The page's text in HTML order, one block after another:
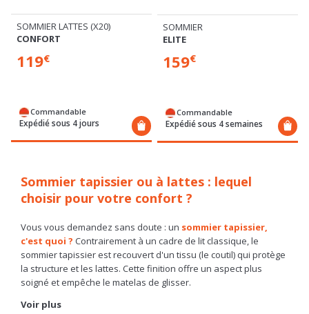
SOMMIER LATTES (X20)
CONFORT
119€
Commandable
Expédié sous 4 jours
SOMMIER
ELITE
159€
Commandable
Expédié sous 4 semaines
Sommier tapissier ou à lattes : lequel
choisir pour votre confort ?
Vous vous demandez sans doute : un sommier tapissier,
c'est quoi ? Contrairement à un cadre de lit classique, le
sommier tapissier est recouvert d'un tissu (le coutil) qui protège
la structure et les lattes. Cette finition offre un aspect plus
soigné et empêche le matelas de glisser.
À l'inverse, le
Voir plus